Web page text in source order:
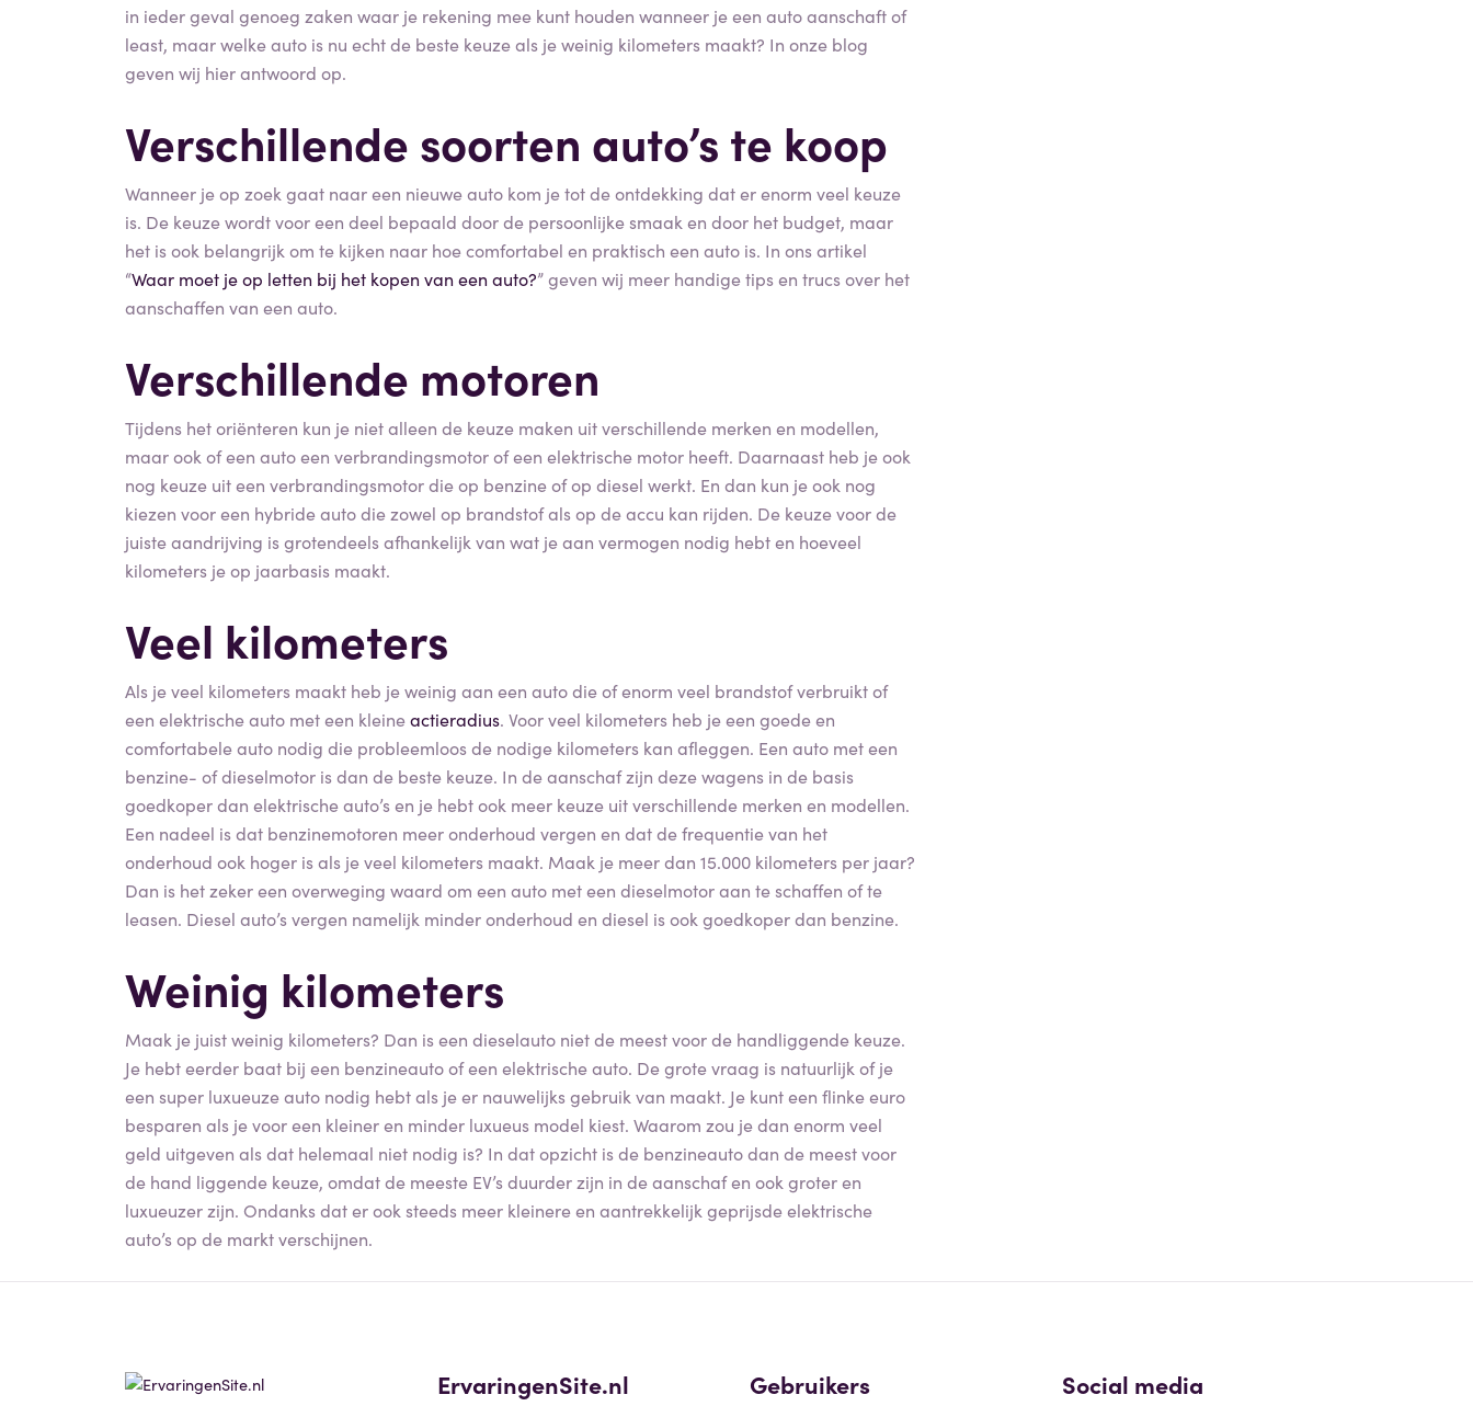
in ieder geval genoeg zaken waar je rekening mee kunt houden wanneer je een auto aanschaft of
least, maar welke auto is nu echt de beste keuze als je weinig kilometers maakt? In onze blog
geven wij hier antwoord op.
Verschillende soorten auto’s te koop
Wanneer je op zoek gaat naar een nieuwe auto kom je tot de ontdekking dat er enorm veel keuze
is. De keuze wordt voor een deel bepaald door de persoonlijke smaak en door het budget, maar
het is ook belangrijk om te kijken naar hoe comfortabel en praktisch een auto is. In ons artikel
“Waar moet je op letten bij het kopen van een auto?” geven wij meer handige tips en trucs over het
aanschaffen van een auto.
Verschillende motoren
Tijdens het oriënteren kun je niet alleen de keuze maken uit verschillende merken en modellen,
maar ook of een auto een verbrandingsmotor of een elektrische motor heeft. Daarnaast heb je ook
nog keuze uit een verbrandingsmotor die op benzine of op diesel werkt. En dan kun je ook nog
kiezen voor een hybride auto die zowel op brandstof als op de accu kan rijden. De keuze voor de
juiste aandrijving is grotendeels afhankelijk van wat je aan vermogen nodig hebt en hoeveel
kilometers je op jaarbasis maakt.
Veel kilometers
Als je veel kilometers maakt heb je weinig aan een auto die of enorm veel brandstof verbruikt of
een elektrische auto met een kleineactieradius. Voor veel kilometers heb je een goede en
comfortabele auto nodig die probleemloos de nodige kilometers kan afleggen. Een auto met een
benzine- of dieselmotor is dan de beste keuze. In de aanschaf zijn deze wagens in de basis
goedkoper dan elektrische auto’s en je hebt ook meer keuze uit verschillende merken en modellen.
Een nadeel is dat benzinemotoren meer onderhoud vergen en dat de frequentie van het
onderhoud ook hoger is als je veel kilometers maakt. Maak je meer dan 15.000 kilometers per jaar?
Dan is het zeker een overweging waard om een auto met een dieselmotor aan te schaffen of te
leasen. Diesel auto’s vergen namelijk minder onderhoud en diesel is ook goedkoper dan benzine.
Weinig kilometers
Maak je juist weinig kilometers? Dan is een dieselauto niet de meest voor de handliggende keuze.
Je hebt eerder baat bij een benzineauto of een elektrische auto. De grote vraag is natuurlijk of je
een super luxueuze auto nodig hebt als je er nauwelijks gebruik van maakt. Je kunt een flinke euro
besparen als je voor een kleiner en minder luxueus model kiest. Waarom zou je dan enorm veel
geld uitgeven als dat helemaal niet nodig is? In dat opzicht is de benzineauto dan de meest voor
de hand liggende keuze, omdat de meeste EV’s duurder zijn in de aanschaf en ook groter en
luxueuzer zijn. Ondanks dat er ook steeds meer kleinere en aantrekkelijk geprijsde elektrische
auto’s op de markt verschijnen.
ErvaringenSite.nl Gebruikers Social media